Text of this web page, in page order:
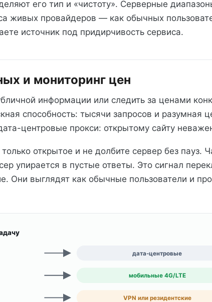
его тип и «чистоту». Серверные
живых провайдеров — как обычных
источник под придирчивость сервиса.
и мониторинг цен
информации или следить за ценами
способность: тысячи запросов и разумная
центровые прокси: открытому сайту
открытое и не долбите сервер без пауз.
упирается в пустые ответы. Это сигнал
Они выглядят как обычные пользователи и
дата-центровые
мобильные 4G/LTE
VPN или резидентские